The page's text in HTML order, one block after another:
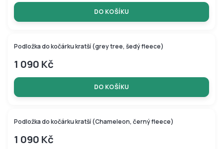
DO KOŠÍKU
Podložka do kočárku kratší (grey tree, šedý fleece)
1 090 Kč
DO KOŠÍKU
Podložka do kočárku kratší (Chameleon, černý fleece)
1 090 Kč